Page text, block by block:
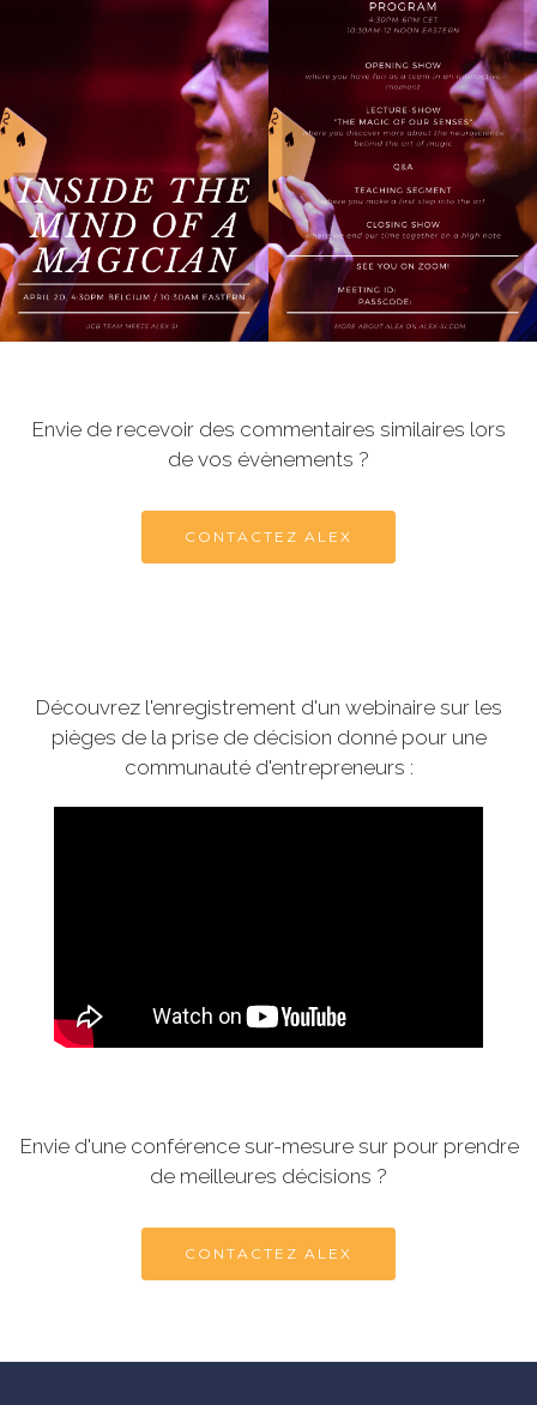
Envie de recevoir des commentaires similaires lors
de vos évènements ?
CONTACTEZ ALEX
Découvrez l'enregistrement d'un webinaire sur les
pièges de la prise de décision donné pour une
communauté d'entrepreneurs :
Envie d'une conférence sur-mesure sur pour prendre
de meilleures décisions ?
CONTACTEZ ALEX